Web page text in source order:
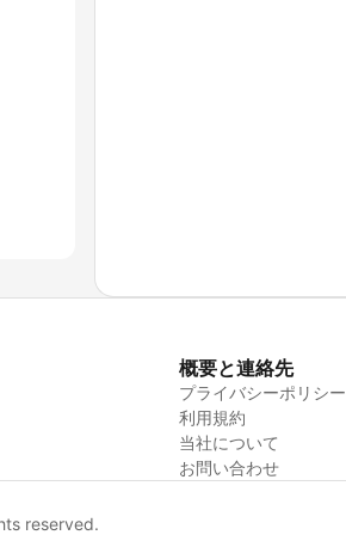
概要と連絡先
プライバシーポリシー
利用規約
当社について
お問い合わせ
reserved.